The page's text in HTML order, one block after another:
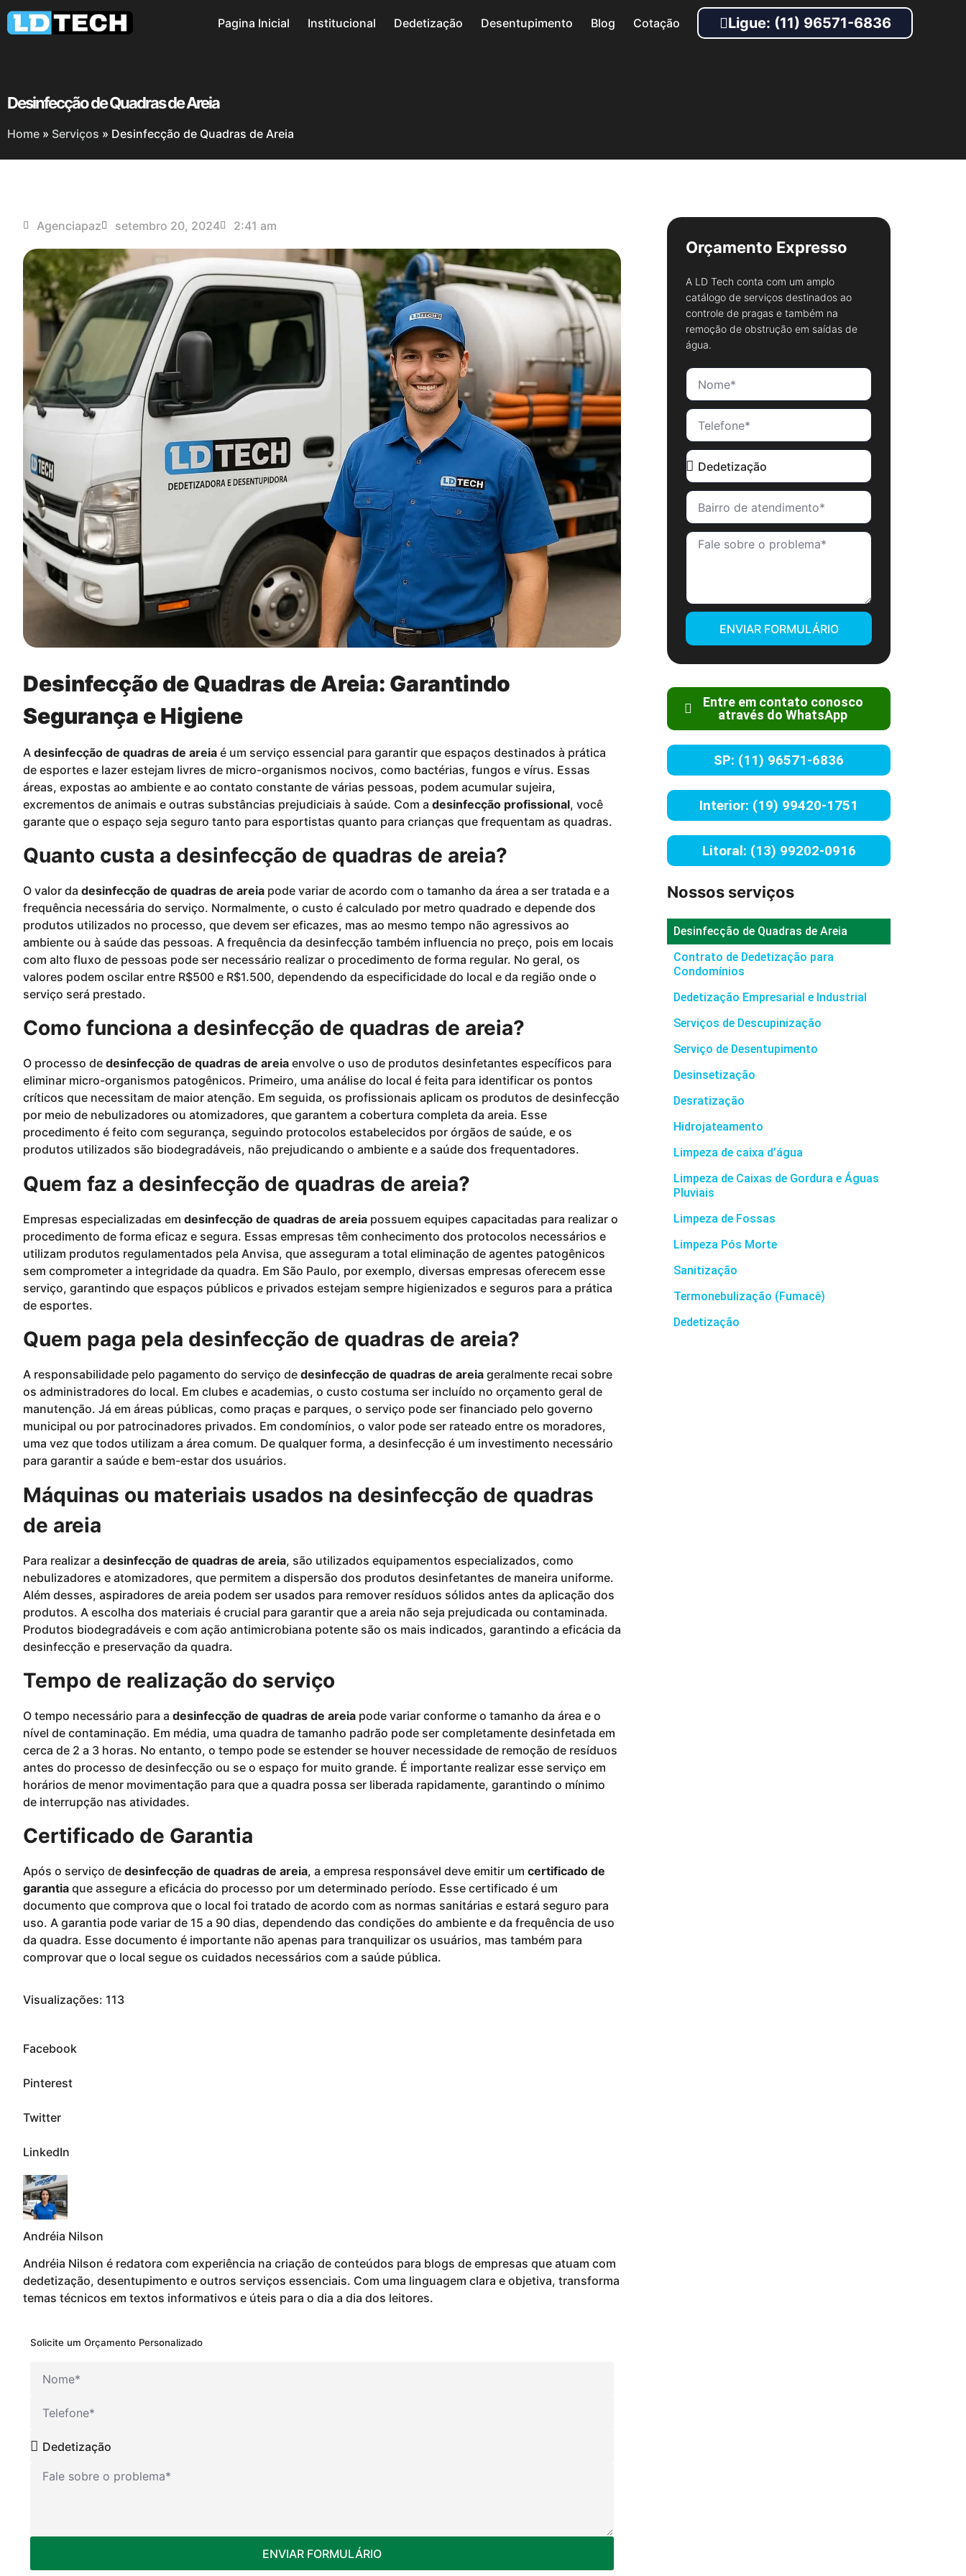
Pagina Inicial Institucional Dedetização Desentupimento Blog Cotação Ligue: (11) 96571-6836
Desinfecção de Quadras de Areia
Home » Serviços » Desinfecção de Quadras de Areia
Agenciapaz setembro 20, 2024 2:41 am
Desinfecção de Quadras de Areia: Garantindo
Segurança e Higiene
A desinfecção de quadras de areia é um serviço essencial para garantir que espaços destinados à prática
de esportes e lazer estejam livres de micro-organismos nocivos, como bactérias, fungos e vírus. Essas
áreas, expostas ao ambiente e ao contato constante de várias pessoas, podem acumular sujeira,
excrementos de animais e outras substâncias prejudiciais à saúde. Com a desinfecção profissional, você
garante que o espaço seja seguro tanto para esportistas quanto para crianças que frequentam as quadras.
Quanto custa a desinfecção de quadras de areia?
O valor da desinfecção de quadras de areia pode variar de acordo com o tamanho da área a ser tratada e a
frequência necessária do serviço. Normalmente, o custo é calculado por metro quadrado e depende dos
produtos utilizados no processo, que devem ser eficazes, mas ao mesmo tempo não agressivos ao
ambiente ou à saúde das pessoas. A frequência da desinfecção também influencia no preço, pois em locais
com alto fluxo de pessoas pode ser necessário realizar o procedimento de forma regular. No geral, os
valores podem oscilar entre R$500 e R$1.500, dependendo da especificidade do local e da região onde o
serviço será prestado.
Como funciona a desinfecção de quadras de areia?
O processo de desinfecção de quadras de areia envolve o uso de produtos desinfetantes específicos para
eliminar micro-organismos patogênicos. Primeiro, uma análise do local é feita para identificar os pontos
críticos que necessitam de maior atenção. Em seguida, os profissionais aplicam os produtos de desinfecção
por meio de nebulizadores ou atomizadores, que garantem a cobertura completa da areia. Esse
procedimento é feito com segurança, seguindo protocolos estabelecidos por órgãos de saúde, e os
produtos utilizados são biodegradáveis, não prejudicando o ambiente e a saúde dos frequentadores.
Quem faz a desinfecção de quadras de areia?
Empresas especializadas em desinfecção de quadras de areia possuem equipes capacitadas para realizar o
procedimento de forma eficaz e segura. Essas empresas têm conhecimento dos protocolos necessários e
utilizam produtos regulamentados pela Anvisa, que asseguram a total eliminação de agentes patogênicos
sem comprometer a integridade da quadra. Em São Paulo, por exemplo, diversas empresas oferecem esse
serviço, garantindo que espaços públicos e privados estejam sempre higienizados e seguros para a prática
de esportes.
Quem paga pela desinfecção de quadras de areia?
A responsabilidade pelo pagamento do serviço de desinfecção de quadras de areia geralmente recai sobre
os administradores do local. Em clubes e academias, o custo costuma ser incluído no orçamento geral de
manutenção. Já em áreas públicas, como praças e parques, o serviço pode ser financiado pelo governo
municipal ou por patrocinadores privados. Em condomínios, o valor pode ser rateado entre os moradores,
uma vez que todos utilizam a área comum. De qualquer forma, a desinfecção é um investimento necessário
para garantir a saúde e bem-estar dos usuários.
Máquinas ou materiais usados na desinfecção de quadras
de areia
Para realizar a desinfecção de quadras de areia, são utilizados equipamentos especializados, como
nebulizadores e atomizadores, que permitem a dispersão dos produtos desinfetantes de maneira uniforme.
Além desses, aspiradores de areia podem ser usados para remover resíduos sólidos antes da aplicação dos
produtos. A escolha dos materiais é crucial para garantir que a areia não seja prejudicada ou contaminada.
Produtos biodegradáveis e com ação antimicrobiana potente são os mais indicados, garantindo a eficácia da
desinfecção e preservação da quadra.
Tempo de realização do serviço
O tempo necessário para a desinfecção de quadras de areia pode variar conforme o tamanho da área e o
nível de contaminação. Em média, uma quadra de tamanho padrão pode ser completamente desinfetada em
cerca de 2 a 3 horas. No entanto, o tempo pode se estender se houver necessidade de remoção de resíduos
antes do processo de desinfecção ou se o espaço for muito grande. É importante realizar esse serviço em
horários de menor movimentação para que a quadra possa ser liberada rapidamente, garantindo o mínimo
de interrupção nas atividades.
Certificado de Garantia
Após o serviço de desinfecção de quadras de areia, a empresa responsável deve emitir um certificado de
garantia que assegure a eficácia do processo por um determinado período. Esse certificado é um
documento que comprova que o local foi tratado de acordo com as normas sanitárias e estará seguro para
uso. A garantia pode variar de 15 a 90 dias, dependendo das condições do ambiente e da frequência de uso
da quadra. Esse documento é importante não apenas para tranquilizar os usuários, mas também para
comprovar que o local segue os cuidados necessários com a saúde pública.
Visualizações: 113
Facebook
Pinterest
Twitter
LinkedIn
Andréia Nilson
Andréia Nilson é redatora com experiência na criação de conteúdos para blogs de empresas que atuam com
dedetização, desentupimento e outros serviços essenciais. Com uma linguagem clara e objetiva, transforma
temas técnicos em textos informativos e úteis para o dia a dia dos leitores.
Solicite um Orçamento Personalizado
ENVIAR FORMULÁRIO
Orçamento Expresso
A LD Tech conta com um amplo
catálogo de serviços destinados ao
controle de pragas e também na
remoção de obstrução em saídas de
água.
ENVIAR FORMULÁRIO
Entre em contato conosco
através do WhatsApp
SP: (11) 96571-6836
Interior: (19) 99420-1751
Litoral: (13) 99202-0916
Nossos serviços
Desinfecção de Quadras de Areia
Contrato de Dedetização para
Condomínios
Dedetização Empresarial e Industrial
Serviços de Descupinização
Serviço de Desentupimento
Desinsetização
Desratização
Hidrojateamento
Limpeza de caixa d’água
Limpeza de Caixas de Gordura e Águas
Pluviais
Limpeza de Fossas
Limpeza Pós Morte
Sanitização
Termonebulização (Fumacê)
Dedetização